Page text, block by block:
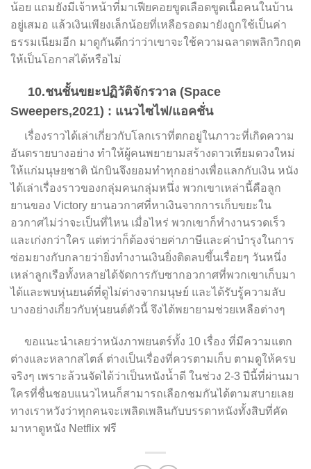
น้อย แถมยังมีเจ้าหน้าที่มาเฟียคอยขูดเลือดขูดเนื้อคนในบ้าน
อยู่เสมอ แล้วเงินเพียงเล็กน้อยที่เหลือรอดมายังถูกใช้เป็นค่า
ธรรมเนียมอีก มาดูกันดีกว่าว่าเขาจะใช้ความฉลาดพลิกวิกฤต
ให้เป็นโอกาสได้หรือไม่
10.ชนชั้นขยะปฏิวัติจักรวาล (Space
Sweepers,2021) : แนวไซไฟ/แอคชั่น
เรื่องราวได้เล่าเกี่ยวกับโลกเราที่ตกอยู่ในภาวะที่เกิดความ
อันตรายบางอย่าง ทำให้ผู้คนพยายามสร้างดาวเทียมดวงใหม่
ให้แก่มนุษยชาติ นักบินจึงยอมทำทุกอย่างเพื่อแลกกับเงิน หนัง
ได้เล่าเรื่องราวของกลุ่มคนกลุ่มหนึ่ง พวกเขาเหล่านี้คือลูก
ยานของ Victory ยานอวกาศที่หาเงินจากการเก็บขยะใน
อวกาศไม่ว่าจะเป็นที่ไหน เมื่อไหร่ พวกเขาก็ทำงานรวดเร็ว
และเก่งกว่าใคร แต่ทว่าก็ต้องจ่ายค่าภาษีและค่าบำรุงในการ
ซ่อมยางกับกลายว่ายิ่งทำงานเงินยิ่งติดลบขึ้นเรื่อยๆ วันหนึ่ง
เหล่าลูกเรือทั้งหลายได้จัดการกับซากอวกาศที่พวกเขาเก็บมา
ได้และพบหุ่นยนต์ที่ดูไม่ต่างจากมนุษย์ และได้รับรู้ความลับ
บางอย่างเกี่ยวกับหุ่นยนต์ตัวนี้ จึงได้พยายามช่วยเหลือต่างๆ
ขอแนะนำเลยว่าหนังภาพยนตร์ทั้ง 10 เรื่อง ที่มีความแตก
ต่างและหลากสไตล์ ต่างเป็นเรื่องที่ควรตามเก็บ ตามดูให้ครบ
จริงๆ เพราะล้วนจัดได้ว่าเป็นหนังน้ำดี ในช่วง 2-3 ปีนี้ที่ผ่านมา
ใครที่ชื่นชอบแนวไหนก็สามารถเลือกชมกันได้ตามสบายเลย
ทางเราหวังว่าทุกคนจะเพลิดเพลินกับบรรดาหนังทั้งสิบที่คัด
มาหาดูหนัง Netflix ฟรี